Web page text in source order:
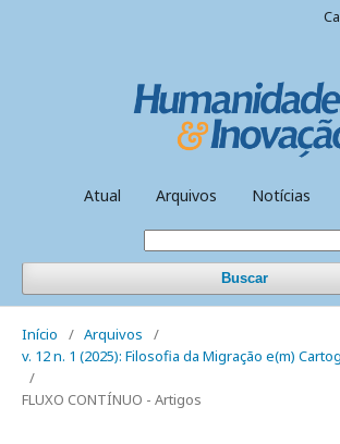
Atual Arquivos Notícias
Buscar
Início / Arquivos
/
v. 12 n. 1 (2025): Filosofia da Migração e(m)
/
FLUXO CONTÍNUO - Artigos